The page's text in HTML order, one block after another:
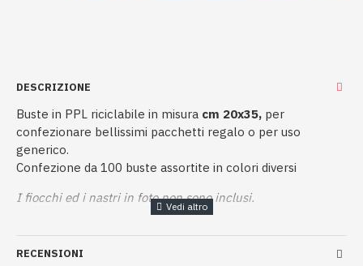
DESCRIZIONE
Buste in PPL riciclabile in misura cm 20x35, per
confezionare bellissimi pacchetti regalo o per uso
generico.
Confezione da 100 buste assortite in colori diversi
I fiocchi ed i nastri in foto non sono inclusi.
RECENSIONI